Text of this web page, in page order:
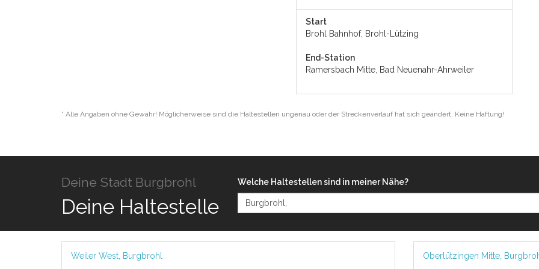
Start
Brohl Bahnhof, Brohl-Lützing
End-Station
Ramersbach Mitte, Bad Neuenahr-Ahrweiler
* Alle Angaben ohne Gewähr! Möglicherweise sind die Haltestellen ungenau oder der Streckenverlauf hat sich geändert. Keine Haftung!
Deine Stadt Burgbrohl
Deine Haltestelle
Welche Haltestellen sind in meiner Nähe?
Weiler West, Burgbrohl Oberlützingen Mitte,